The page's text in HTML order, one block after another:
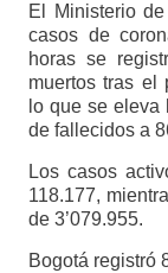
El Ministerio
casos de
horas se
muertos tras el
lo que se eleva
de fallecidos a
Los casos
118.177,
de 3’079.955.
Bogotá registró